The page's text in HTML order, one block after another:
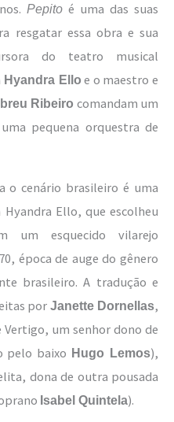
Pepito é uma das suas
resgatar essa obra e sua
do teatro musical
Hyandra Ello e o maestro e
Ribeiro comandam um
pequena orquestra de
o cenário brasileiro é uma
Ello, que escolheu
um esquecido vilarejo
época de auge do gênero
brasileiro. A tradução e
por Janette Dornellas,
um senhor dono de
pelo baixo Hugo Lemos),
dona de outra pousada
Isabel Quintela).